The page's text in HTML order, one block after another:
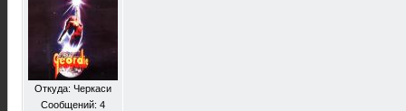
Откуда: Черкаси
Сообщений: 4